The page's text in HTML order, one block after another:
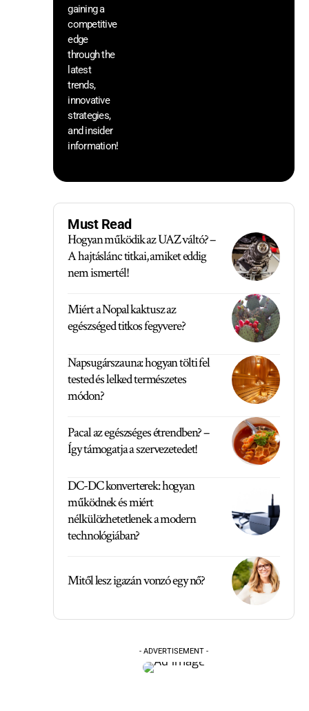
gaining a
competitive
edge
through the
latest
trends,
innovative
strategies,
and insider
information!
Must Read
Hogyan működik az UAZ váltó? –
A hajtáslánc titkai, amiket eddig
nem ismertél!
Miért a Nopal kaktusz az
egészséged titkos fegyvere?
Napsugárszauna: hogyan tölti fel
tested és lelked természetes
módon?
Pacal az egészséges étrendben? –
Így támogatja a szervezetedet!
DC-DC konverterek: hogyan
működnek és miért
nélkülözhetetlenek a modern
technológiában?
Mitől lesz igazán vonzó egy nő?
- ADVERTISEMENT -